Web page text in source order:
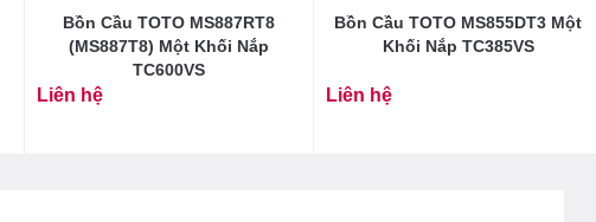
Bồn Cầu TOTO MS887RT8
(MS887T8) Một Khối Nắp
TC600VS
Liên hệ
Bồn Cầu TOTO MS855DT3 Một
Khối Nắp TC385VS
Liên hệ